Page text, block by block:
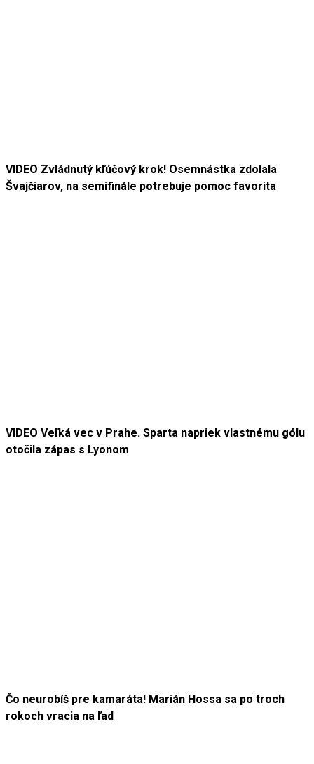
VIDEO Zvládnutý kľúčový krok! Osemnástka zdolala
Švajčiarov, na semifinále potrebuje pomoc favorita
VIDEO Veľká vec v Prahe. Sparta napriek vlastnému gólu
otočila zápas s Lyonom
Čo neurobíš pre kamaráta! Marián Hossa sa po troch
rokoch vracia na ľad